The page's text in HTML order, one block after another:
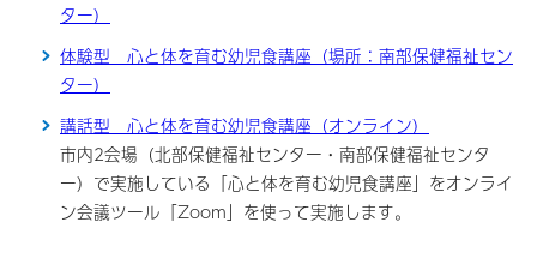
ター）
体験型 心と体を育む幼児食講座（場所：南部保健福祉セン
ター）
講話型 心と体を育む幼児食講座（オンライン）
市内2会場（北部保健福祉センター・南部保健福祉センタ
ー）で実施している「心と体を育む幼児食講座」をオンライ
ン会議ツール「Zoom」を使って実施します。